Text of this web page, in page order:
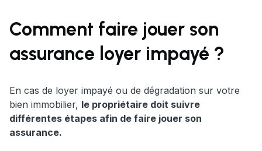
Comment faire jouer son
assurance loyer impayé ?
En cas de loyer impayé ou de dégradation sur votre
bien immobilier, le propriétaire doit suivre
différentes étapes afin de faire jouer son
assurance.